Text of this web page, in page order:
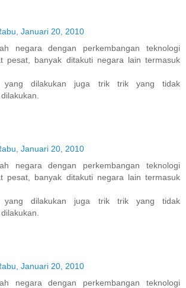
Januari 20, 2010
negara dengan perkembangan teknologi
pesat, banyak ditakuti negara lain termasuk
yang dilakukan juga trik trik yang tidak
Januari 20, 2010
negara dengan perkembangan teknologi
pesat, banyak ditakuti negara lain termasuk
yang dilakukan juga trik trik yang tidak
Januari 20, 2010
negara dengan perkembangan teknologi